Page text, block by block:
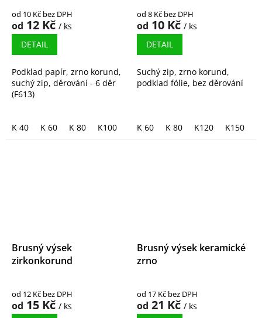
od 10 Kč bez DPH
od 12 Kč / ks
DETAIL
Podklad papír, zrno korund,
suchý zip, děrování - 6 děr
(F613)
K 40 K 60 K 80 K100 K120 K150 K180 K240
od 8 Kč bez DPH
od 10 Kč / ks
DETAIL
Suchý zip, zrno korund,
podklad fólie, bez děrování
K 60 K 80 K120 K150
Brusný výsek
zirkonkorund
od 12 Kč bez DPH
od 15 Kč / ks
Brusný výsek keramické
zrno
od 17 Kč bez DPH
od 21 Kč / ks